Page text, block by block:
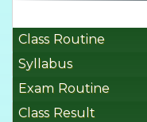
Class Routine
Syllabus
Exam Routine
Class Result